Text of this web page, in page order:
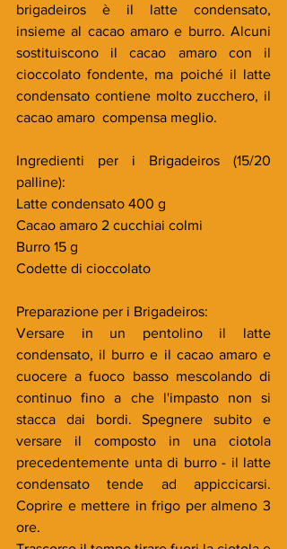
brigadeiros è il latte condensato,
insieme al cacao amaro e burro. Alcuni
sostituiscono il cacao amaro con il
cioccolato fondente, ma poiché il latte
condensato contiene molto zucchero, il
cacao amaro  compensa meglio.
Ingredienti per i Brigadeiros (15/20
palline):
Latte condensato 400 g
Cacao amaro 2 cucchiai colmi
Burro 15 g
Codette di cioccolato
Preparazione per i Brigadeiros:
Versare in un pentolino il latte
condensato, il burro e il cacao amaro e
cuocere a fuoco basso mescolando di
continuo fino a che l'impasto non si
stacca dai bordi. Spegnere subito e
versare il composto in una ciotola
precedentemente unta di burro - il latte
condensato tende ad appiccicarsi.
Coprire e mettere in frigo per almeno 3
ore.